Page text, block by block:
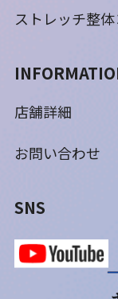
ストレッチ整
店舗詳細
お問い合わせ
SNS